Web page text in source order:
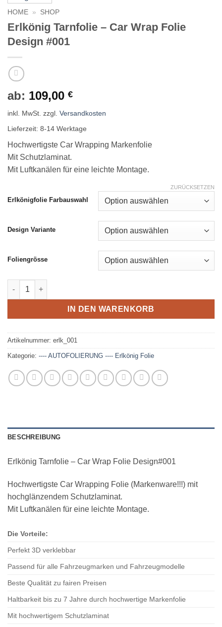
HOME » SHOP
Erlkönig Tarnfolie – Car Wrap Folie
Design #001
ab: 109,00 €
inkl. MwSt. zzgl. Versandkosten
Lieferzeit: 8-14 Werktage
Hochwertigste Car Wrapping Markenfolie
Mit Schutzlaminat.
Mit Luftkanälen für eine leichte Montage.
Erlkönigfolie Farbauswahl
Design Variante
Foliengrösse
ZURÜCKSETZEN
Erlkönig Tarnfolie - Car Wrap Folie Design #001 Menge
IN DEN WARENKORB
Artikelnummer: erlk_001
Kategorie: ---- AUTOFOLIERUNG ---- Erlkönig Folie
BESCHREIBUNG
Erlkönig Tarnfolie – Car Wrap Folie Design#001
Hochwertigste Car Wrapping Folie (Markenware!!!) mit
hochglänzendem Schutzlaminat.
Mit Luftkanälen für eine leichte Montage.
Die Vorteile:
Perfekt 3D verklebbar
Passend für alle Fahrzeugmarken und Fahrzeugmodelle
Beste Qualität zu fairen Preisen
Haltbarkeit bis zu 7 Jahre durch hochwertige Markenfolie
Mit hochwertigem Schutzlaminat